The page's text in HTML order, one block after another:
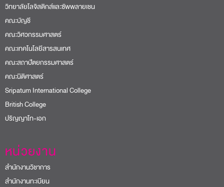
วิทยาลัยโลจิสติกส์และซัพพลายเชน
คณะบัญชี
คณะวิศวกรรมศาสตร์
คณะเทคโนโลยีสารสนเทศ
คณะสถาปัตยกรรมศาสตร์
คณะนิติศาสตร์
Sripatum International College
British College
ปริญญาโท-เอก
หน่วยงาน
สำนักงานวิชาการ
สำนักงานทะเบียน